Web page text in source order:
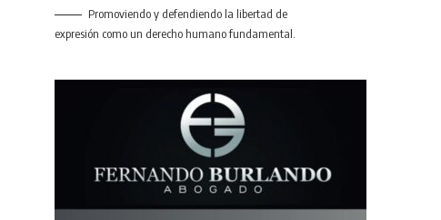
Promoviendo y defendiendo la libertad de
expresión como un derecho humano fundamental.